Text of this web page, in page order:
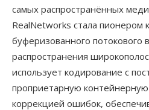
самых распространённых
RealNetworks стала пионером
буферизованного потокового
распространения
использует кодирование с
проприетарную контейнерную
коррекцией ошибок,